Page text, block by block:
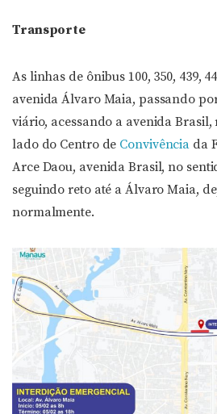
Transporte
As linhas de ônibus 100, 350, 439,
avenida Álvaro Maia, passando
viário, acessando a avenida
lado do Centro de Convivência da
Arce Daou, avenida Brasil, no
seguindo reto até a Álvaro Maia,
normalmente.